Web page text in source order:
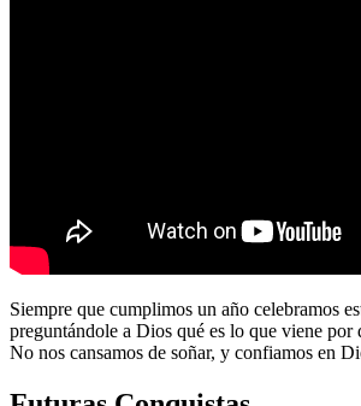
Siempre que cumplimos un año celebramos
preguntándole a Dios qué es lo que viene
No nos cansamos de soñar, y confiamos en